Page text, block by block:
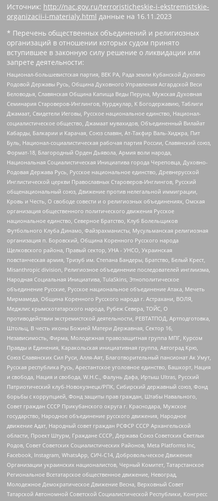
Источник: http://nac.gov.ru/terroristicheskie-i-ekstremistskie-
organizacii-i-materialy.html данные на 16.11.2023
* Перечень общественных объединений и религиозных
организаций в отношении которых судом принято
вступившее в законную силу решение о ликвидации или
запрете деятельности:
Национал-большевистская партия, ВЕК РА, Рада земли Кубанской Духовно
Родовой Державы Русь, Община Духовного Управления Асгардской Веси
Беловодья, Славянская Община Капища Веды Перуна, Мужская Духовная
Семинария Староверов-Инглингов, Нурджулар, К Богодержавию, Таблиги
Джамаат, Свидетели Иеговы, Русское национальное единство, Национал-
социалистическое общество, Джамаат мувахидов, Объединенный Вилайат
Кабарды, Балкарии и Карачая, Союз славян, Ат-Такфир Валь-Хиджра, Пит
Буль, Национал-социалистическая рабочая партия России, Славянский союз,
Формат-18, Благородный Орден Дьявола, Армия воли народа,
Национальная Социалистическая Инициатива города Череповца, Духовно-
Родовая Держава Русь, Русское национальное единство, Древнерусской
Инглистической церкви Православных Староверов-Инглингов, Русский
общенациональный союз, Движение против нелегальной иммиграции,
Кровь и Честь, О свободе совести и о религиозных объединениях, Омская
организация общественного политического движения Русское
национальное единство, Северное Братство, Клуб Болельщиков
Футбольного Клуба Динамо, Файзрахманисты, Мусульманская религиозная
организация п. Боровский, Община Коренного Русского народа
Щелковского района, Правый сектор, УНА - УНСО, Украинская
повстанческая армия, Тризуб им. Степана Бандеры, Братство, Белый Крест,
Misanthropic division, Религиозное объединение последователей инглиизма,
Народная Социальная Инициатива, TulaSkins, Этнополитическое
объединение Русские, Русское национальное объединение Атака, Мечеть
Мирмамеда, Община Коренного Русского народа г. Астрахани, ВОЛЯ,
Меджлис крымскотатарского народа, Рубеж Севера, ТОЙС, О
противодействии экстремистской деятельности, РЕВТАТПОД, Артподготовка,
Штольц, В честь иконы Божией Матери Державная, Сектор 16,
Независимость, Фирма, Молодежная правозащитная группа МПГ, Курсом
Правды и Единения, Каракольская инициативная группа, Автоград Крю,
Союз Славянских Сил Руси, Алля-Аят, Благотворительный пансионат Ак Умут,
Русская республика Русь, Арестантское уголовное единство, Башкорт, Нация
и свобода, Нация и свобода, W.H.С., Фалунь Дафа, Иртыш Ultras, Русский
Патриотический клуб-Новокузнецк/РПК, Сибирский державный союз, Фонд
борьбы с коррупцией, Фонд защиты прав граждан, Штабы Навального,
Совет граждан СССР Прикубанского округа г. Краснодара, Мужское
государство, Народное объединение русского движения, Народное
движение Адат, Народный совет граждан РСФСР СССР Архангельской
области, Проект Штурм, Граждане СССР, Держава Союз Советских Светлых
Родов, Совет Советских Социалистических Районов, Meta Platforms Inc,
Facebook, Instagram, WhatsApp, СИЧ-С14, Добровольческое Движение
Организации украинских националистов, Черный Комитет, Татарстанское
Региональное Всетатарское общественное движение, Невоград,
Молодежное Демократическое Движение Весна, Верховный Совет
Татарской Автономной Советской Социалистической Республики, Конгресс